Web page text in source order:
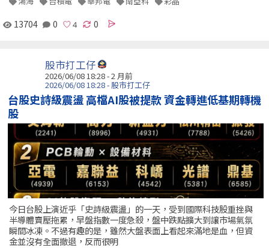
13704 0 0
股市打工仔
2026/06/08 18:28 - 2 月前
2026/06/08 18:28 - 股市打工仔
台股史詩級震盪 高檔AI股被提款 資金轉進低基期轉機
股
今日台股上演近乎「史詩級震盪」的一天，受到國際科技股重挫與
半導體賣壓拖累，早盤指數一度急殺，盤中跌點擴大到讓市場氣氛
瞬間冰凍。不過有趣的是，雖然大盤表面上看起來滿地是血，但資
金並沒有全面撤退，反而很明